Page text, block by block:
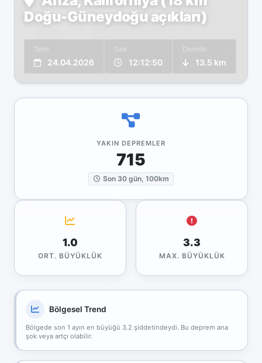
Doğu-Güneydoğu açıkları)
Tarih
24.04.2026
Saat
12:12:50
Derinlik
13.5 km
YAKIN DEPREMLER
715
Son 30 gün, 100km
1.0
ORT. BÜYÜKLÜK
3.3
MAX. BÜYÜKLÜK
Bölgesel Trend
Bölgede son 1 ayın en büyüğü 3.2 şiddetindeydi. Bu deprem ana
şok veya artçı olabilir.